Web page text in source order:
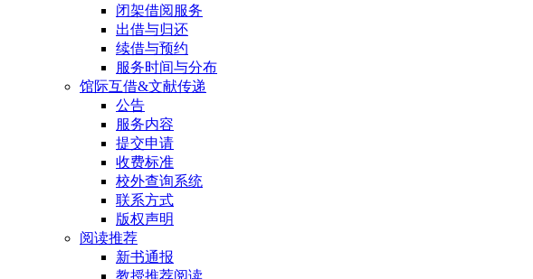
闭架借阅服务
出借与归还
续借与预约
服务时间与分布
馆际互借&文献传递
公告
服务内容
提交申请
收费标准
校外查询系统
联系方式
版权声明
阅读推荐
新书通报
教授推荐阅读